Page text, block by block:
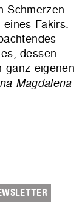
Schmerzen
Fakirs.
dessen
ganz eigenen
Magdalena